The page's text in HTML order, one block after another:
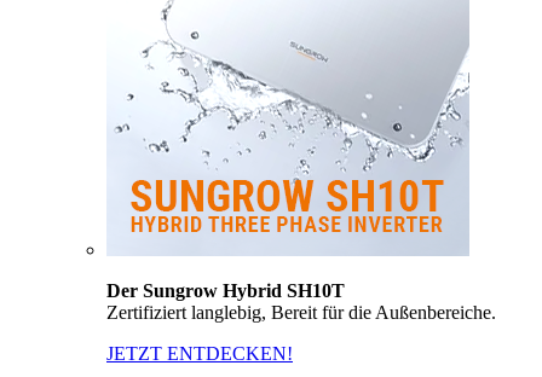
Der Sungrow Hybrid SH10T
Zertifiziert langlebig, Bereit für die Außenbereiche.
JETZT ENTDECKEN!